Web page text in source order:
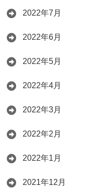
2022年7月
2022年6月
2022年5月
2022年4月
2022年3月
2022年2月
2022年1月
2021年12月